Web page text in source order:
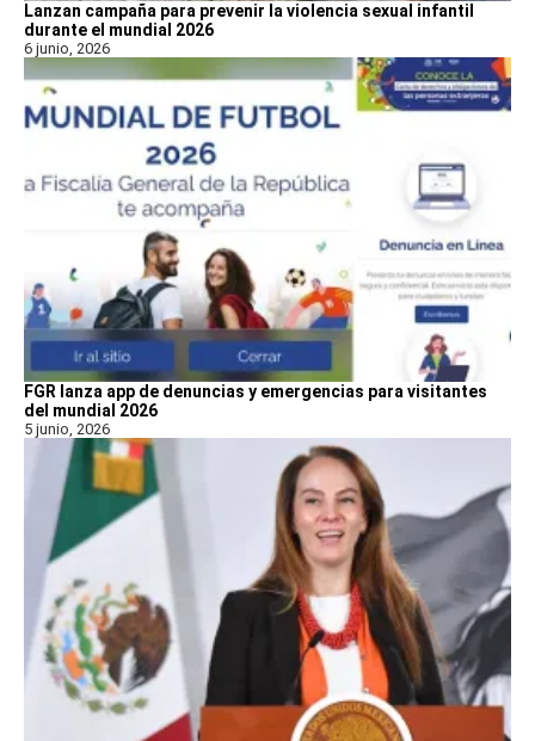
Lanzan campaña para prevenir la violencia sexual infantil
durante el mundial 2026
6 junio, 2026
FGR lanza app de denuncias y emergencias para visitantes
del mundial 2026
5 junio, 2026